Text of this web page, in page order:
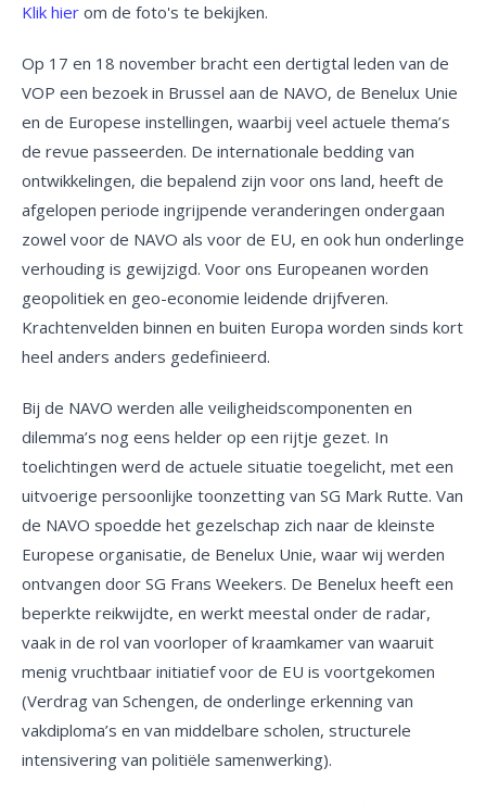
Klik hier om de foto's te bekijken.
Op 17 en 18 november bracht een dertigtal leden van de
VOP een bezoek in Brussel aan de NAVO, de Benelux Unie
en de Europese instellingen, waarbij veel actuele thema’s
de revue passeerden. De internationale bedding van
ontwikkelingen, die bepalend zijn voor ons land, heeft de
afgelopen periode ingrijpende veranderingen ondergaan
zowel voor de NAVO als voor de EU, en ook hun onderlinge
verhouding is gewijzigd. Voor ons Europeanen worden
geopolitiek en geo-economie leidende drijfveren.
Krachtenvelden binnen en buiten Europa worden sinds kort
heel anders anders gedefinieerd.
Bij de NAVO werden alle veiligheidscomponenten en
dilemma’s nog eens helder op een rijtje gezet. In
toelichtingen werd de actuele situatie toegelicht, met een
uitvoerige persoonlijke toonzetting van SG Mark Rutte. Van
de NAVO spoedde het gezelschap zich naar de kleinste
Europese organisatie, de Benelux Unie, waar wij werden
ontvangen door SG Frans Weekers. De Benelux heeft een
beperkte reikwijdte, en werkt meestal onder de radar,
vaak in de rol van voorloper of kraamkamer van waaruit
menig vruchtbaar initiatief voor de EU is voortgekomen
(Verdrag van Schengen, de onderlinge erkenning van
vakdiploma’s en van middelbare scholen, structurele
intensivering van politiële samenwerking).